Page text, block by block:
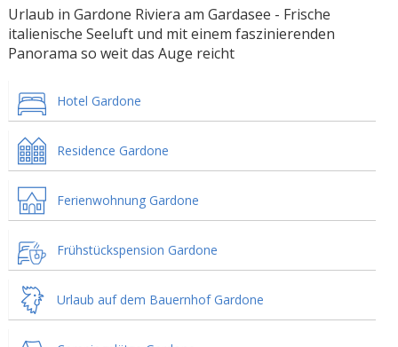
Urlaub in Gardone Riviera am Gardasee - Frische
italienische Seeluft und mit einem faszinierenden
Panorama so weit das Auge reicht
Hotel Gardone
Residence Gardone
Ferienwohnung Gardone
Frühstückspension Gardone
Urlaub auf dem Bauernhof Gardone